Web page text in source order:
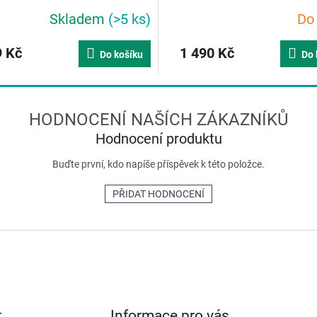
Skladem (>5 ks)
Kč
Do košíku
1 490 Kč
Do
Hodnocení produktu
Buďte první, kdo napíše příspěvek k této položce.
PŘIDAT HODNOCENÍ